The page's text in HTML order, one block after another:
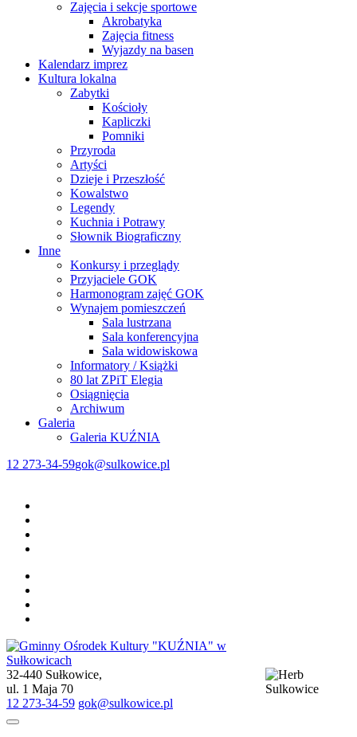
Zajęcia i sekcje sportowe
Akrobatyka
Zajęcia fitness
Wyjazdy na basen
Kalendarz imprez
Kultura lokalna
Zabytki
Kościoły
Kapliczki
Pomniki
Przyroda
Artyści
Dzieje i Przeszłość
Kowalstwo
Legendy
Kuchnia i Potrawy
Słownik Biograficzny
Inne
Konkursy i przeglądy
Przyjaciele GOK
Harmonogram zajęć GOK
Wynajem pomieszczeń
Sala lustrzana
Sala konferencyjna
Sala widowiskowa
Informatory / Książki
80 lat ZPiT Elegia
Osiągnięcia
Archiwum
Galeria
Galeria KUŹNIA
12 273-34-59gok@sulkowice.pl
Gminny Ośrodek Kultury "KUŹNIA" w Sułkowicach
32-440 Sułkowice,
ul. 1 Maja 70
12 273-34-59 gok@sulkowice.pl